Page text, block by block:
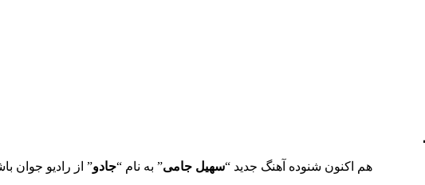
هم اکنون شنوده آهنگ جدید “سهیل جامی” به نام “جادو” از رادیو جوان